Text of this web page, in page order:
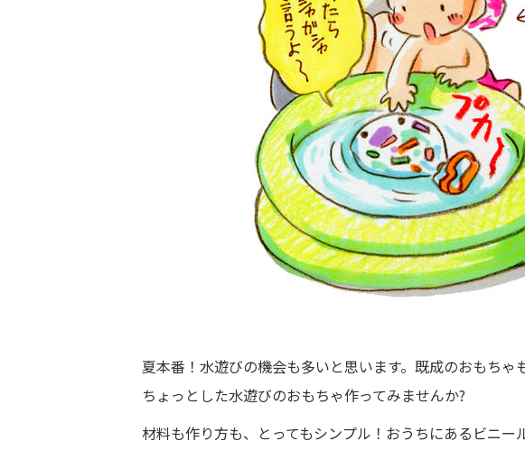
夏本番！水遊びの機会も多いと思います。既成のおもちゃ
ちょっとした水遊びのおもちゃ作ってみませんか?
材料も作り方も、とってもシンプル！おうちにあるビニ